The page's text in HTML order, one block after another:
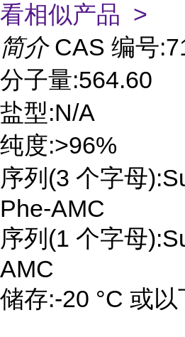
看相似产品 >
简介 CAS 编号
分子量:564.60
盐型:N/A
纯度:>96%
序列(3 个字母
Phe-AMC
序列(1 个字母
AMC
储存:-20 °C 或以